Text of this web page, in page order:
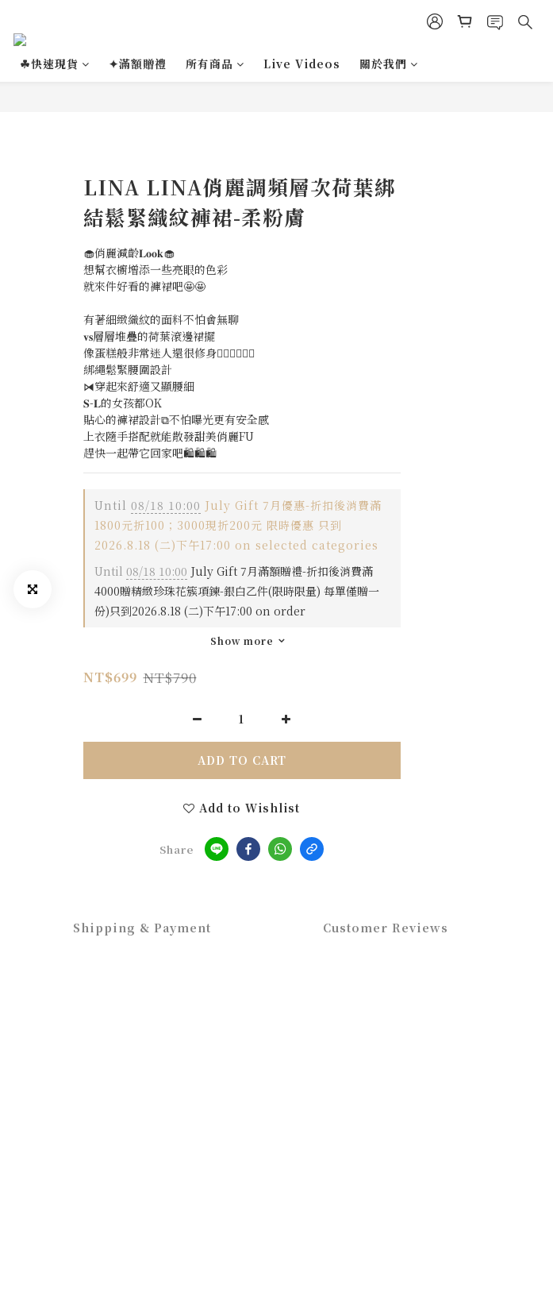
☘︎快速現貨 ✦滿額贈禮 所有商品 Live Videos 關於我們
LINA LINA俏麗調頻層次荷葉綁
結鬆緊織紋褲裙-柔粉膚
🧁俏麗減齡𝐋𝐨𝐨𝐤🧁
想幫衣櫥增添一些亮眼的色彩
就來件好看的褲裙吧🤩🤩
有著細緻織紋的面料不怕會無聊
𝐯𝐬層層堆疊的荷葉滾邊裙擺
像蛋糕般非常迷人還很修身❤️‍🔥❤️‍🔥❤️‍🔥
綁繩鬆緊腰圍設計
⧒穿起來舒適又顯腰細
𝐒-𝐋的女孩都OK
貼心的褲裙設計⧉不怕曝光更有安全感
上衣隨手搭配就能散發甜美俏麗FU
趕快一起帶它回家吧🛍️🛍️🛍️
Until 08/18 10:00 July Gift 7月優惠-折扣後消費滿
1800元折100；3000現折200元 限時優惠 只到
2026.8.18 (二)下午17:00 on selected categories
Until 08/18 10:00 July Gift 7月滿額贈禮-折扣後消費滿
4000贈精緻珍珠花簇項鍊-銀白乙件(限時限量) 每單僅贈一
份)只到2026.8.18 (二)下午17:00 on order
Show more
NT$699 NT$790
ADD TO CART
Add to Wishlist
Share
Shipping & Payment Customer Reviews